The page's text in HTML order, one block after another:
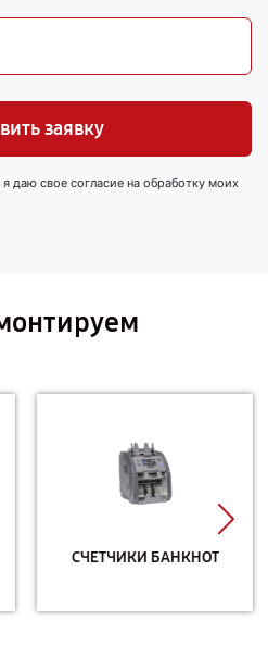
заявку
даю свое согласие на обработку моих
СЧЕТЧИКИ БАНКНОТ